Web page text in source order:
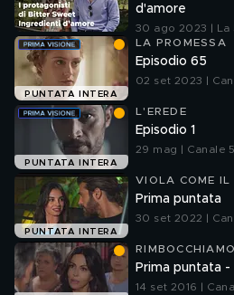
d'amore
30 ago 2023 | La
PUNTATA INTERA
LA PROMESSA
Episodio 65
02 set 2023 |
PUNTATA INTERA
L'EREDE
Episodio 1
29 mag | Canale 5
PUNTATA INTERA
VIOLA COME IL
Prima puntata
30 set 2022 |
Prima puntata -
14 set 2016 |